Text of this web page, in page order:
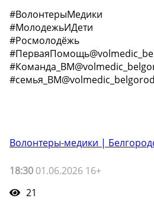
#ВолонтерыМедики
#МолодежьИДети
#Росмолодёжь
#семья_BM@volmedic_belgorod
Волонтеры-медики |
18:30 01.06.2026 16+
21